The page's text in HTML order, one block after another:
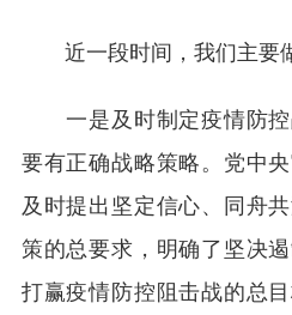
近一段时间，我们主要做
一是及时制定疫情防控
要有正确战略策略。党中
及时提出坚定信心、同舟
策的总要求，明确了坚决
打赢疫情防控阻击战的总